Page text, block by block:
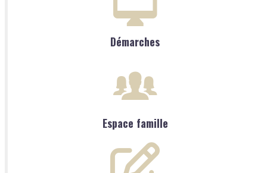
Démarches
Espace famille